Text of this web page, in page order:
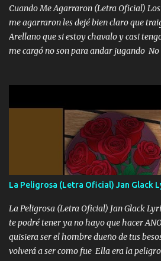
Cuando Me Agarraron (Letra Oficial)
me agarraron les dejé bien claro que
Arellano que si estoy chavalo y casi
me cargó no son para andar jugando No
Yo Soy El De Las Pacas Sobrino Del
fajado y mi R terciado me van a ver allá
mando un abrazo andamos al cien
Ando en la colonia bien acelerado traigo
fallado para mi compadre mandó un
Especial sabe que lo apreciamos En los
tomando con mujeres hermosas y
bien cuidado bien atrabancado y a los
lo que hablo Entre lob...
La Peligrosa (Letra Oficial) Jan Glack
La Peligrosa (Letra Oficial) Jan Glack
te podré tener ya no hayo que hacer
quisiera ser el hombre dueño de tus
volverá a ser como fue Ella era la